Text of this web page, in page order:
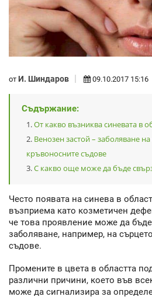
от И. Шиндаров 09.10.2017 15:16
Съдържание:
От какво възниква синевата в
Венозен застой – заболяване
кръвоносните съдове
С какво още може да бъде
Често появата на синева в
възприема като козметичен
че това проявление може да
заболяване, например, на
съдове.
Промените в цвета в областта
различни причини, което във
може да сигнализира за